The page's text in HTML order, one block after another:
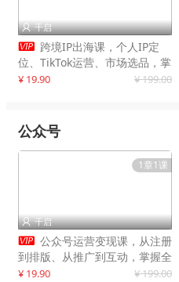
 千启
 跨境IP出海课，个人IP定
位、TikTok运营、市场选品，掌
握核心闭环，实现月入1万美金
¥ 19.90 ¥ 199.00
公众号
1章1课
 千启
 公众号运营变现课，从注册
到排版、从推广到互动，掌握全
流程，开启个人品牌月入
¥ 19.90 ¥ 199.00